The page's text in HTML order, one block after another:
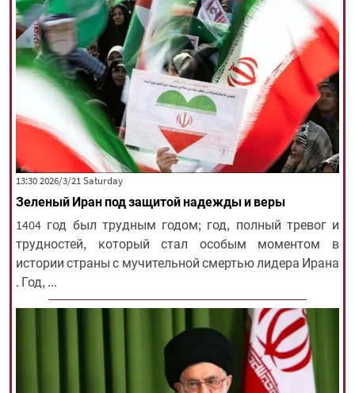
‫Saturday‬ 2026/3/21 13:30
Зеленый Иран под защитой надежды и веры
1404 год был трудным годом; год, полный тревог и
трудностей, который стал особым моментом в
истории страны с мучительной смертью лидера Ирана
. Год, ...